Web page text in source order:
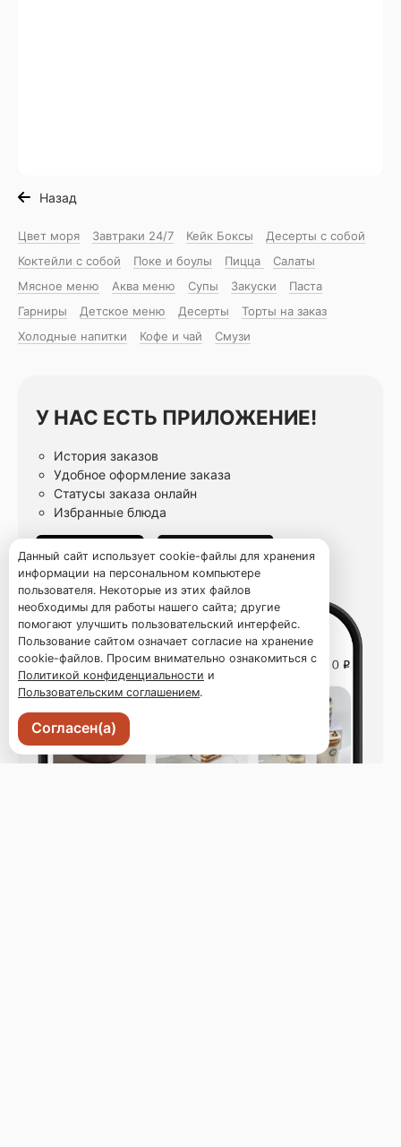
Назад
Цвет моря Завтраки 24/7 Кейк Боксы
Десерты с собой
Коктейли с собой
Поке и боулы Пицца
Салаты
Мясное меню
Аква меню Супы Закуски
Паста
Гарниры
Детское меню Десерты
Торты на заказ
Холодные напитки
Кофе и чай Смузи
У НАС ЕСТЬ ПРИЛОЖЕНИЕ!
История заказов
Удобное оформление заказа
Статусы заказа онлайн
Избранные блюда
Данный сайт использует cookie-файлы для хранения
информации на персональном компьютере
пользователя. Некоторые из этих файлов
необходимы для работы нашего сайта; другие
помогают улучшить пользовательский интерфейс.
Пользование сайтом означает согласие на хранение
cookie-файлов. Просим внимательно ознакомиться с
Политикой конфиденциальности и
Пользовательским соглашением.
Согласен(а)